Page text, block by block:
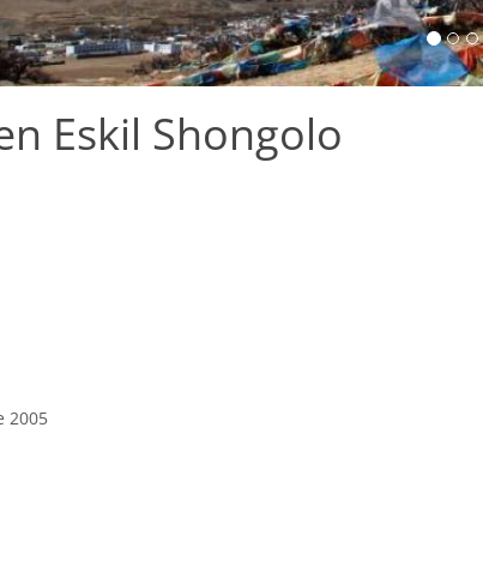
Eskil Shongolo
2005